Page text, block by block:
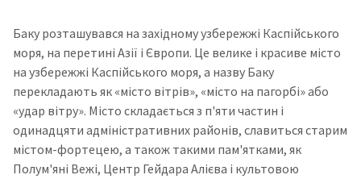
Баку розташувався на західному узбережжі Каспійського
моря, на перетині Азії і Європи. Це велике і красиве місто
на узбережжі Каспійського моря, а назву Баку
перекладають як «місто вітрів», «місто на пагорбі» або
«удар вітру». Місто складається з п'яти частин і
одинадцяти адміністративних районів, славиться старим
містом-фортецею, а також такими пам'ятками, як
Полум'яні Вежі, Центр Гейдара Алієва і культовою